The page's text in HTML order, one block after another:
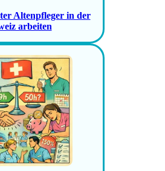
Altenpfleger in der
arbeiten